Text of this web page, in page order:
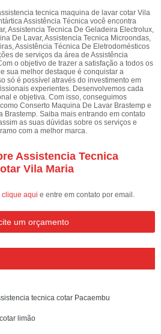
tecnica maquina de lavar cotar Vila
Assistência Técnica você encontra
Assistencia Tecnica De Geladeira Electrolux,
De Lavar, Assistencia Tecnica Microondas,
Assistência Técnica De Eletrodomésticos
de serviços da área de Assistência
o objetivo de trazer a satisfação a todos os
sua melhor destaque é conquistar a
só é possível através do investimento em
experientes. Desenvolvemos cada
e objetiva. Com isso, conseguimos
Conserto Maquina De Lavar Brastemp e
Brastemp. Saiba mais entrando em contato
as suas dúvidas sobre os serviços e
com a melhor marca.
Assistencia Tecnica
Vila Maria
clique aqui e entre em contato por email.
um orçamento
tecnica cotar Pacaembu
limão